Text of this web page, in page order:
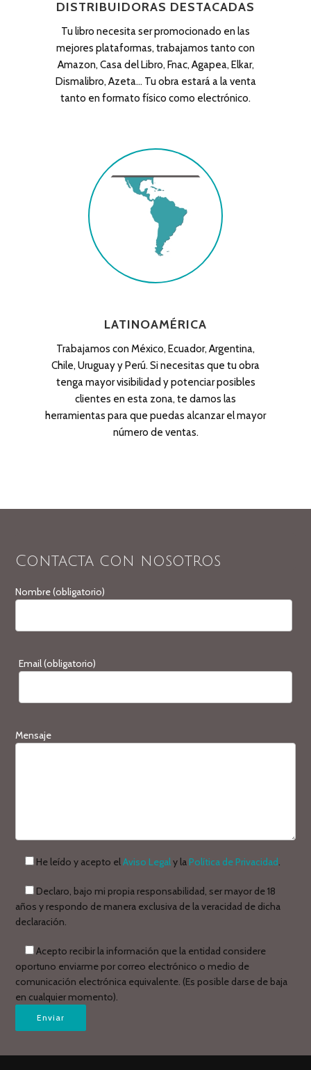
DISTRIBUIDORAS DESTACADAS
Tu libro necesita ser promocionado en las
mejores plataformas, trabajamos tanto con
Amazon, Casa del Libro, Fnac, Agapea, Elkar,
Dismalibro, Azeta… Tu obra estará a la venta
tanto en formato físico como electrónico.
LATINOAMÉRICA
Trabajamos con México, Ecuador, Argentina,
Chile, Uruguay y Perú. Si necesitas que tu obra
tenga mayor visibilidad y potenciar posibles
clientes en esta zona, te damos las
herramientas para que puedas alcanzar el mayor
número de ventas.
Contacta con nosotros
Nombre (obligatorio)
Email (obligatorio)
Mensaje
He leído y acepto elAviso Legaly la Política de Privacidad.
Declaro, bajo mi propia responsabilidad, ser mayor de 18
años y respondo de manera exclusiva de la veracidad de dicha
declaración.
Acepto recibir la información que la entidad considere
oportuno enviarme por correo electrónico o medio de
comunicación electrónica equivalente. (Es posible darse de baja
en cualquier momento).